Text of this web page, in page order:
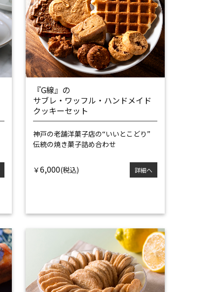
『G線』の
サブレ・ワッフル・ハンドメイド
クッキーセット
神戸の老舗洋菓子店の“いいとこどり”
伝統の焼き菓子詰め合わせ
￥6,000 詳細へ